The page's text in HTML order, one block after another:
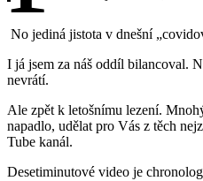
No jediná jistota v dnešní
I já jsem za náš oddíl bilancoval.
nevrátí.
Ale zpět k letošnímu lezení.
napadlo, udělat pro Vás z těch
Tube kanál.
Desetiminutové video je